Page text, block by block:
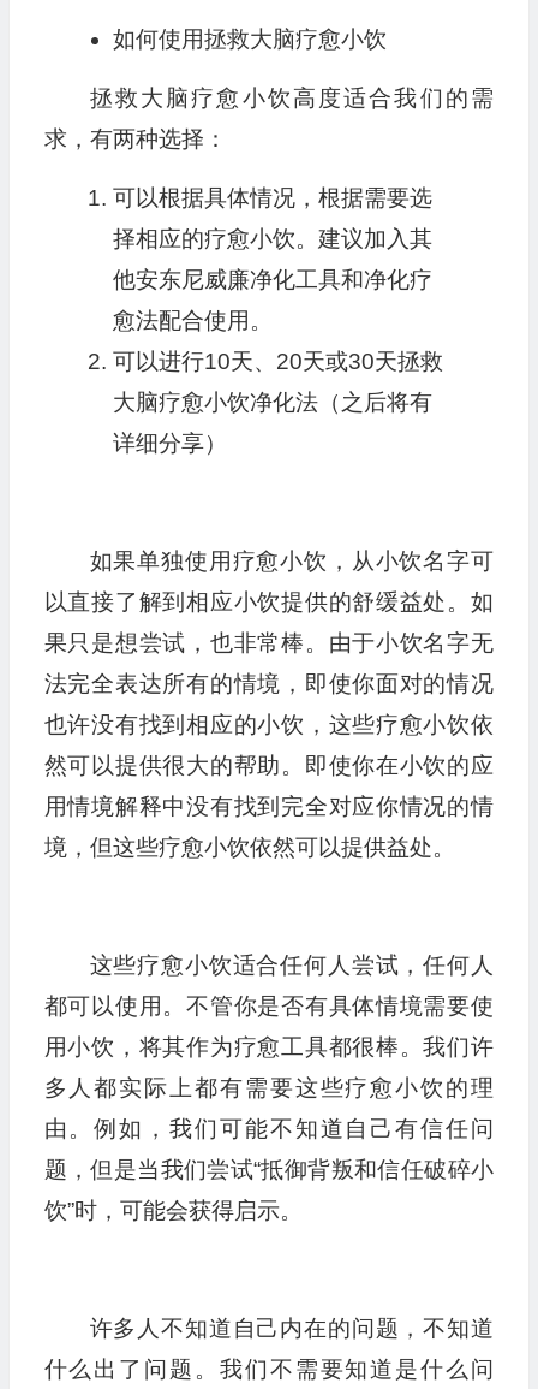
如何使用拯救大脑疗愈小饮
拯救大脑疗愈小饮高度适合我们的需
求，有两种选择：
可以根据具体情况，根据需要选
择相应的疗愈小饮。建议加入其
他安东尼威廉净化工具和净化疗
愈法配合使用。
可以进行10天、20天或30天拯救
大脑疗愈小饮净化法（之后将有
详细分享）
如果单独使用疗愈小饮，从小饮名字可
以直接了解到相应小饮提供的舒缓益处。如
果只是想尝试，也非常棒。由于小饮名字无
法完全表达所有的情境，即使你面对的情况
也许没有找到相应的小饮，这些疗愈小饮依
然可以提供很大的帮助。即使你在小饮的应
用情境解释中没有找到完全对应你情况的情
境，但这些疗愈小饮依然可以提供益处。
这些疗愈小饮适合任何人尝试，任何人
都可以使用。不管你是否有具体情境需要使
用小饮，将其作为疗愈工具都很棒。我们许
多人都实际上都有需要这些疗愈小饮的理
由。例如，我们可能不知道自己有信任问
题，但是当我们尝试“抵御背叛和信任破碎小
饮”时，可能会获得启示。
许多人不知道自己内在的问题，不知道
什么出了问题。我们不需要知道是什么问